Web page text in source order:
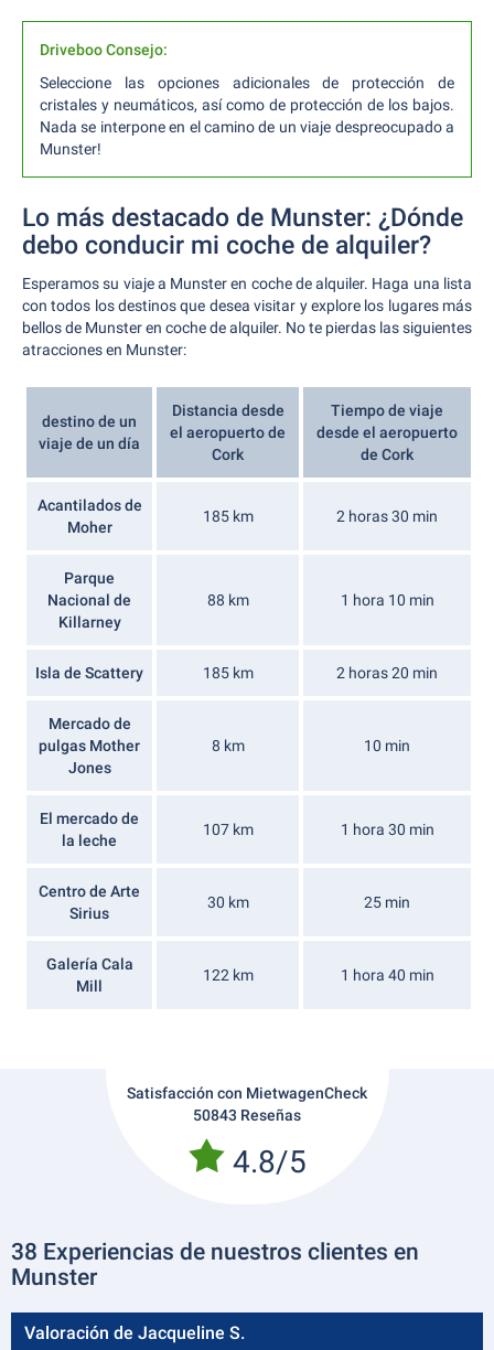
Driveboo Consejo:
Seleccione las opciones adicionales de protección de
cristales y neumáticos, así como de protección de los bajos.
Nada se interpone en el camino de un viaje despreocupado a
Munster!
Lo más destacado de Munster: ¿Dónde
debo conducir mi coche de alquiler?
Esperamos su viaje a Munster en coche de alquiler. Haga una lista
con todos los destinos que desea visitar y explore los lugares más
bellos de Munster en coche de alquiler. No te pierdas las siguientes
atracciones en Munster:
destino de un
viaje de un día
Distancia desde
el aeropuerto de
Cork
Tiempo de viaje
desde el aeropuerto
de Cork
Acantilados de
Moher
185 km 2 horas 30 min
Parque
Nacional de
Killarney
88 km 1 hora 10 min
Isla de Scattery 185 km 2 horas 20 min
Mercado de
pulgas Mother
Jones
8 km 10 min
El mercado de
la leche
107 km 1 hora 30 min
Centro de Arte
Sirius
30 km 25 min
Galería Cala
Mill
122 km 1 hora 40 min
Satisfacción con MietwagenCheck
50843 Reseñas
4.8/5
38 Experiencias de nuestros clientes en
Munster
Valoración de Jacqueline S.